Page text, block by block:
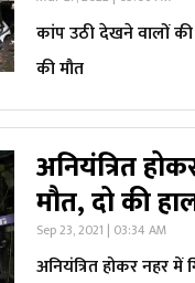
कांप उठी देखने वालों
की मौत
अनियंत्रित
मौत, दो की
Sep 23, 2021 | 03:34 AM
अनियंत्रित होकर नहर में